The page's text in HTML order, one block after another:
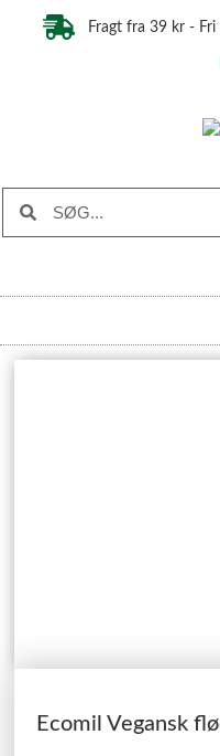
Fragt fra 39 kr -
Ecomil Vegansk